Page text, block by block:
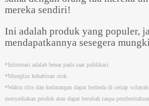
mereka sendiri!
Ini adalah produk yang populer,
mendapatkannya sesegera
*Informasi adalah benar pada saat publikasi.
*Mungkin kehabisan stok.
*Waktu rilis dan kedatangan dapat berbeda di setiap
menyediakan produk atau dapat berubah tanpa